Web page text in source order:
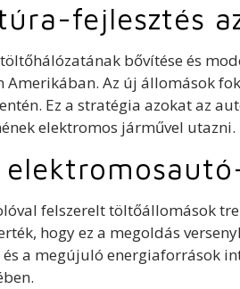
fejlesztés
bővítése és
Amerikában. Az új állomások
Ez a stratégia azokat az
elektromos járművel utazni.
felszerelt töltőállomások
hogy ez a megoldás
a megújuló energiaforrások